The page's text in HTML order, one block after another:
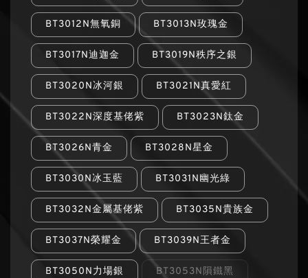
BT3012N無氧銅 BT3013N玫瑰金
BT3017N迪迦金 BT3019N秩序之銀
BT3020N冰河銀 BT3021N真愛紅
BT3022N深度基佬紫 BT3023N鈦金
BT3026N青金 BT3028N星金
BT3030N冰玉藍 BT3031N幽光綠
BT3032N金屬基佬紫 BT3035N貴族金
BT3037N榮耀金 BT3039N王者金
BT3050N力場銀 BT3053N隕鐵黑